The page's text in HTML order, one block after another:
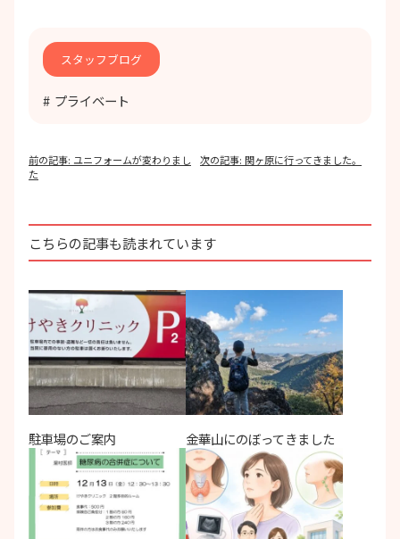
スタッフブログ
プライベート
投
稿
ー
シ
ョ
前の記事: ユニフォームが変わりまし
た
次の記事: 関ヶ原に行ってきました。
こちらの記事も読まれています
駐車場のご案内 金華山にのぼってきました